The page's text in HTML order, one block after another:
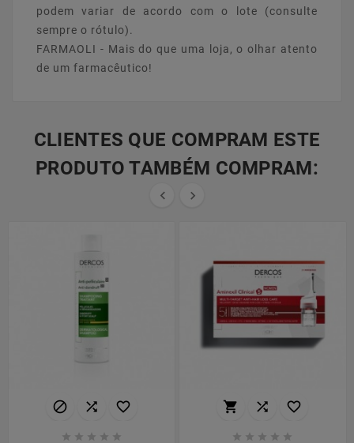
podem variar de acordo com o lote (consulte
sempre o rótulo).
FARMAOLI - Mais do que uma loja, o olhar atento
de um farmacêutico!
CLIENTES QUE COMPRAM ESTE
PRODUTO TAMBÉM COMPRAM:
 
  
    
  
    